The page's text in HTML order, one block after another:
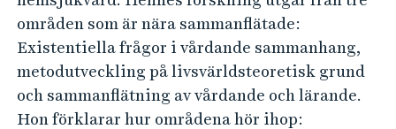
områden som är nära sammanflätade:
Existentiella frågor i vårdande sammanhang,
metodutveckling på livsvärldsteoretisk grund
och sammanflätning av vårdande och lärande.
Hon förklarar hur områdena hör ihop: